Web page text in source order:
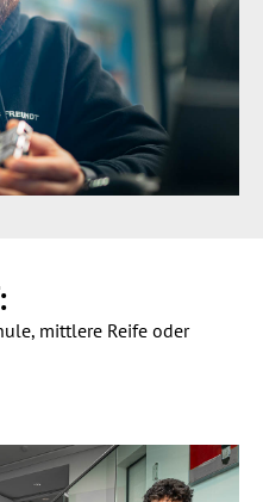
mittlere Reife oder